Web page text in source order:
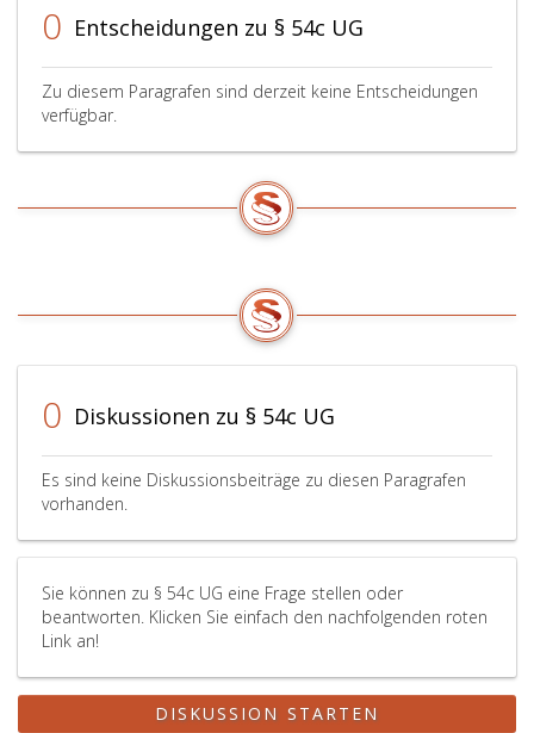
0 Entscheidungen zu § 54c UG
Zu diesem Paragrafen sind derzeit keine Entscheidungen
verfügbar.
0 Diskussionen zu § 54c UG
Es sind keine Diskussionsbeiträge zu diesen Paragrafen
vorhanden.
Sie können zu § 54c UG eine Frage stellen oder
beantworten. Klicken Sie einfach den nachfolgenden roten
Link an!
DISKUSSION STARTEN